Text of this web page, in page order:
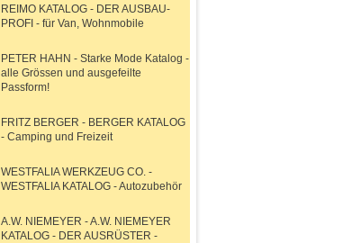
REIMO KATALOG - DER AUSBAU-
PROFI - für Van, Wohnmobile
PETER HAHN - Starke Mode Katalog -
alle Grössen und ausgefeilte
Passform!
FRITZ BERGER - BERGER KATALOG
- Camping und Freizeit
WESTFALIA WERKZEUG CO. -
WESTFALIA KATALOG - Autozubehör
A.W. NIEMEYER - A.W. NIEMEYER
KATALOG - DER AUSRÜSTER -